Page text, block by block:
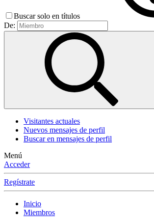
Buscar solo en títulos
De:
Visitantes actuales
Nuevos mensajes de perfil
Buscar en mensajes de perfil
Menú
Acceder
Regístrate
Inicio
Miembros